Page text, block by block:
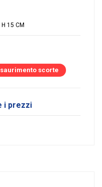
15 CM
scorte
i prezzi